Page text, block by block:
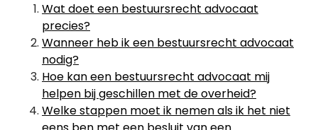
Wat doet een bestuursrecht advocaat
precies?
Wanneer heb ik een bestuursrecht advocaat
nodig?
Hoe kan een bestuursrecht advocaat mij
helpen bij geschillen met de overheid?
Welke stappen moet ik nemen als ik het niet